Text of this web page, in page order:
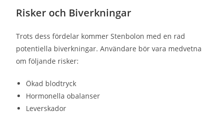
Risker och Biverkningar
Trots dess fördelar kommer Stenbolon med en rad
potentiella biverkningar. Användare bör vara medvetna
om följande risker:
Ökad blodtryck
Hormonella obalanser
Leverskador